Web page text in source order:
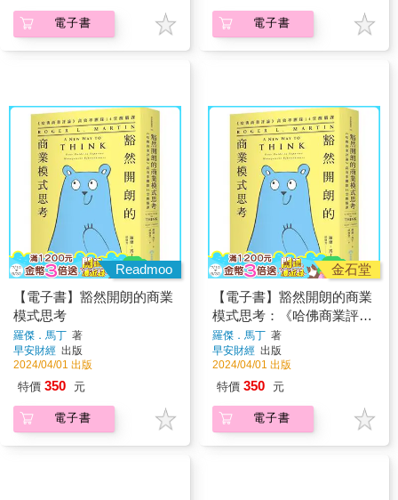
電子書 電子書
Readmoo
【電子書】豁然開朗的商業
模式思考
羅傑．馬丁 著
早安財經 出版
2024/04/01 出版
特價 350 元
電子書
金石堂
【電子書】豁然開朗的商業
模式思考：《哈佛商業評
論》高效率團隊14堂醒腦課
羅傑．馬丁 著
早安財經 出版
2024/04/01 出版
特價 350 元
電子書